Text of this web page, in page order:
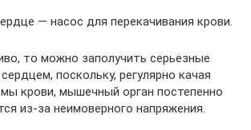
— насос для перекачивания крови.
то можно заполучить серьезные
поскольку, регулярно качая
крови, мышечный орган постепенно
из-за неимоверного напряжения.